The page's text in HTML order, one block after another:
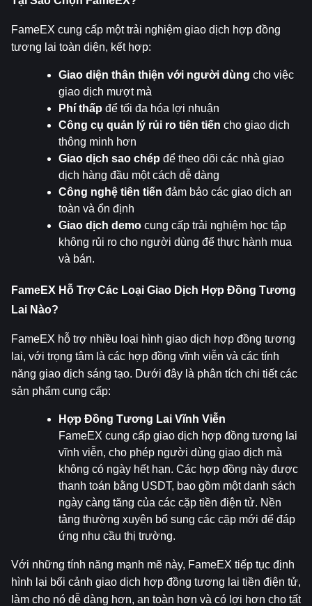
FameEX cung cấp một trải nghiệm giao dịch hợp đồng
tương lai toàn diện, kết hợp:
Giao diện thân thiện với người dùng cho việc
giao dịch mượt mà
Phí thấp để tối đa hóa lợi nhuận
Công cụ quản lý rủi ro tiên tiến cho giao dịch
thông minh hơn
Giao dịch sao chép để theo dõi các nhà giao
dịch hàng đầu một cách dễ dàng
Công nghệ tiên tiến đảm bảo các giao dịch an
toàn và ổn định
Giao dịch demo cung cấp trải nghiệm học tập
không rủi ro cho người dùng để thực hành mua
và bán.
FameEX Hỗ Trợ Các Loại Giao Dịch Hợp Đồng Tương
Lai Nào?
FameEX hỗ trợ nhiều loại hình giao dịch hợp đồng tương
lai, với trọng tâm là các hợp đồng vĩnh viễn và các tính
năng giao dịch sáng tạo. Dưới đây là phân tích chi tiết các
sản phẩm cung cấp:
Hợp Đồng Tương Lai Vĩnh Viễn
FameEX cung cấp giao dịch hợp đồng tương lai
vĩnh viễn, cho phép người dùng giao dịch mà
không có ngày hết hạn. Các hợp đồng này được
thanh toán bằng USDT, bao gồm một danh sách
ngày càng tăng của các cặp tiền điện tử. Nền
tảng thường xuyên bổ sung các cặp mới để đáp
ứng nhu cầu thị trường.
Với những tính năng mạnh mẽ này, FameEX tiếp tục định
hình lại bối cảnh giao dịch hợp đồng tương lai tiền điện tử,
làm cho nó dễ dàng hơn, an toàn hơn và có lợi hơn cho tất